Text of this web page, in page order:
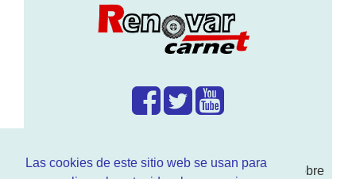
Las cookies de este sitio web se usan para
Enwww.RenovarCarnet.comTe contamos sobre